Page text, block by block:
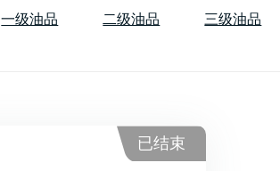
一级油品 二级油品 三级油品
已结束